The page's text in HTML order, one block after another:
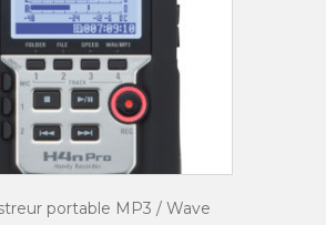
portable MP3 / Wave